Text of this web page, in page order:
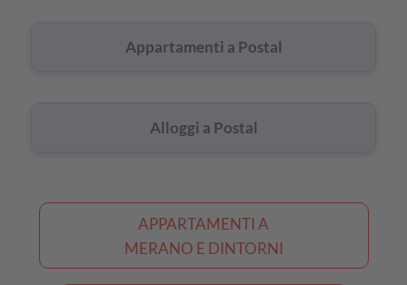
Appartamenti a Postal
Alloggi a Postal
APPARTAMENTI A
MERANO E DINTORNI